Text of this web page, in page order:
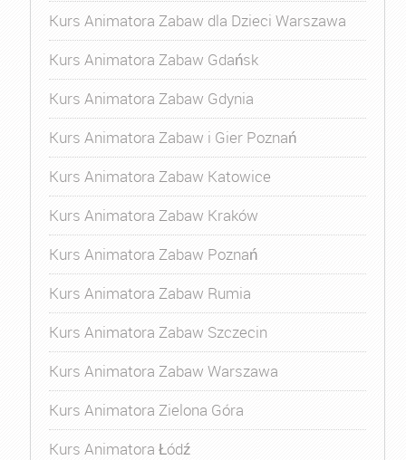
Kurs Animatora Zabaw dla Dzieci Warszawa
Kurs Animatora Zabaw Gdańsk
Kurs Animatora Zabaw Gdynia
Kurs Animatora Zabaw i Gier Poznań
Kurs Animatora Zabaw Katowice
Kurs Animatora Zabaw Kraków
Kurs Animatora Zabaw Poznań
Kurs Animatora Zabaw Rumia
Kurs Animatora Zabaw Szczecin
Kurs Animatora Zabaw Warszawa
Kurs Animatora Zielona Góra
Kurs Animatora Łódź